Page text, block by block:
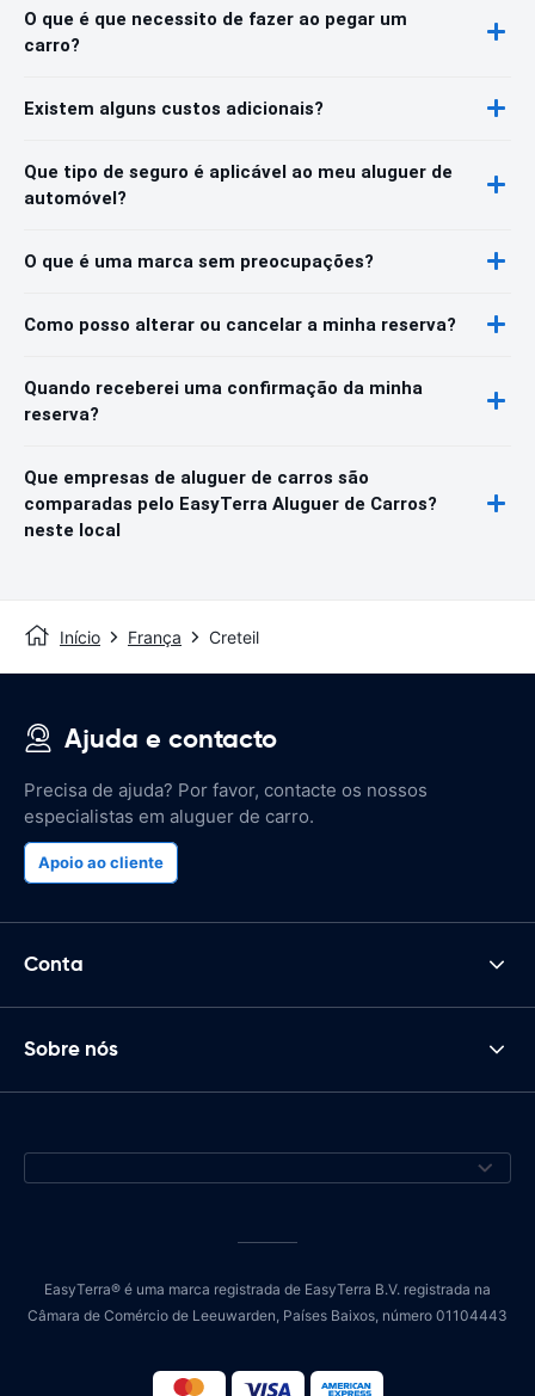
O que é que necessito de fazer ao pegar um
carro?
Existem alguns custos adicionais?
Que tipo de seguro é aplicável ao meu aluguer de
automóvel?
O que é uma marca sem preocupações?
Como posso alterar ou cancelar a minha reserva?
Quando receberei uma confirmação da minha
reserva?
Que empresas de aluguer de carros são
comparadas pelo EasyTerra Aluguer de Carros?
neste local
Início França Creteil
Ajuda e contacto
Precisa de ajuda? Por favor, contacte os nossos
especialistas em aluguer de carro.
Apoio ao cliente
Conta
Sobre nós
EasyTerra® é uma marca registrada de EasyTerra B.V. registrada na
Câmara de Comércio de Leeuwarden, Países Baixos, número 01104443